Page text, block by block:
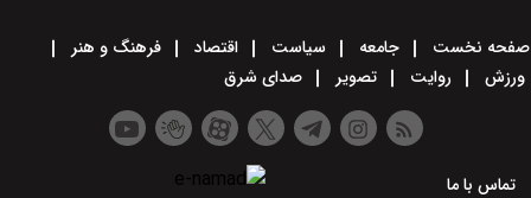
صفحه نخست جامعه سیاست اقتصاد
فرهنگ و هنر
ورزش
روایت تصویر صدای شرق
تماس با ما